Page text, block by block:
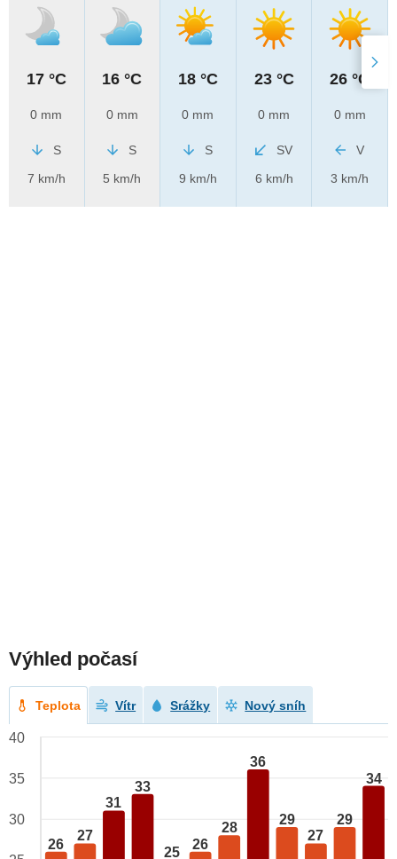
17 °C
0 mm
S
7 km/h
16 °C
0 mm
S
5 km/h
18 °C
0 mm
S
9 km/h
23 °C
0 mm
SV
6 km/h
26 °C
0 mm
V
3 km/h
Výhled počasí
Teplota Vítr Srážky Nový sníh
26
27
31
33
25
26
28
36
29
27
29
34
40
35
30